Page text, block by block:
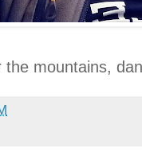
the mountains,